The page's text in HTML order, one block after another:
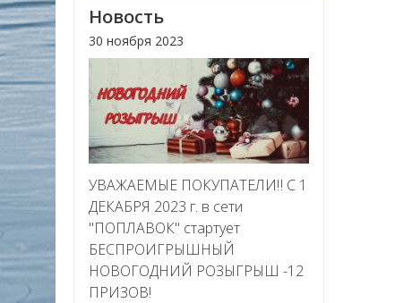
Новость
30 ноября 2023
УВАЖАЕМЫЕ ПОКУПАТЕЛИ‼ С 1
ДЕКАБРЯ 2023 г. в сети
"ПОПЛАВОК" стартует
БЕСПРОИГРЫШНЫЙ
НОВОГОДНИЙ РОЗЫГРЫШ -12
ПРИЗОВ!